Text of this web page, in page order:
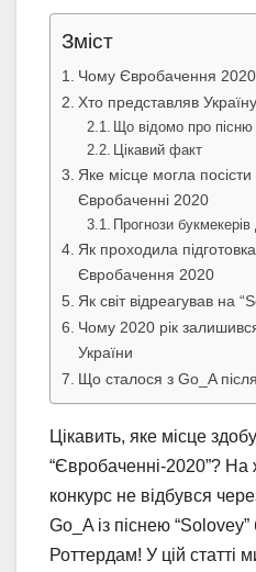
Зміст
Чому Євробачення 2020
Хто представляв
Що відомо про пісню
Цікавий факт
Яке місце могла
Євробаченні 2020
Прогнози
Як проходила
Євробачення 2020
Як світ відреагував на
Чому 2020 рік
України
Що сталося з Go_A
Цікавить, яке місце
“Євробаченні-2020”? На
конкурс не відбувся
Go_A із піснею
Роттердам! У цій